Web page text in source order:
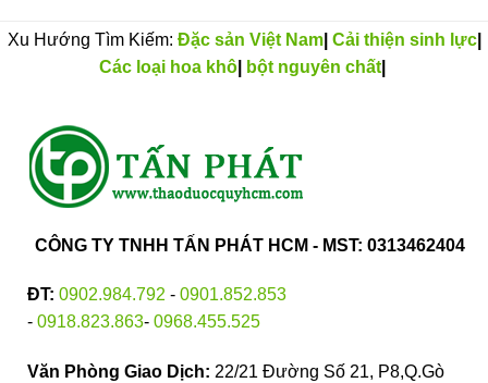
Xu Hướng Tìm Kiếm: Đặc sản Việt Nam| Cải thiện sinh lực|
Các loại hoa khô| bột nguyên chất|
CÔNG TY TNHH TẤN PHÁT HCM - MST: 0313462404
ĐT: 0902.984.792 - 0901.852.853
- 0918.823.863- 0968.455.525
Văn Phòng Giao Dịch: 22/21 Đường Số 21, P8,Q.Gò